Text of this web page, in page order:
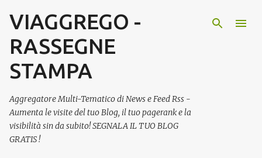
Passa ai contenuti principali
VIAGGREGO -
RASSEGNE
STAMPA
Aggregatore Multi-Tematico di News e Feed Rss -
Aumenta le visite del tuo Blog, il tuo pagerank e la
visibilità sin da subito! SEGNALA IL TUO BLOG
GRATIS !